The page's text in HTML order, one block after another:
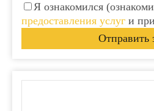
Я ознакомился
предоставления услуг и